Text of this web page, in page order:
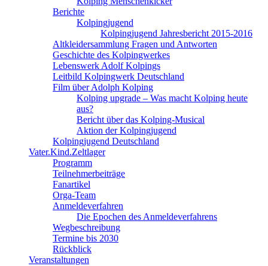
Berichte
Kolpingjugend
Kolpingjugend Jahresbericht 2015-2016
Altkleidersammlung Fragen und Antworten
Geschichte des Kolpingwerkes
Lebenswerk Adolf Kolpings
Leitbild Kolpingwerk Deutschland
Film über Adolph Kolping
Kolping upgrade – Was macht Kolping heute
aus?
Bericht über das Kolping-Musical
Aktion der Kolpingjugend
Kolpingjugend Deutschland
Vater.Kind.Zeltlager
Programm
Teilnehmerbeiträge
Fanartikel
Orga-Team
Anmeldeverfahren
Die Epochen des Anmeldeverfahrens
Wegbeschreibung
Termine bis 2030
Rückblick
Veranstaltungen